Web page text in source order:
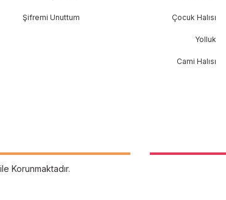
Şifremi Unuttum Çocuk Halısı
Yolluk
Cami Halısı
Korunmaktadır.